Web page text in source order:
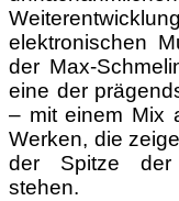
elektronischen
der Max-
eine der
– mit einem Mix
Werken, die
der Spitze der
stehen.